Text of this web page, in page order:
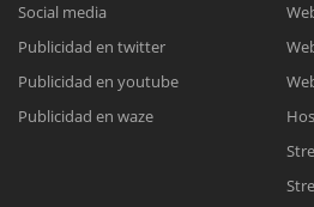
Reunión
Nuestros ejecutivos le enviarán un
Meet para la
Complete el formulario y nos
Chat
para enviarnos un correo
Social media
Publicidad en twitter
Publicidad en youtube
Publicidad en waze